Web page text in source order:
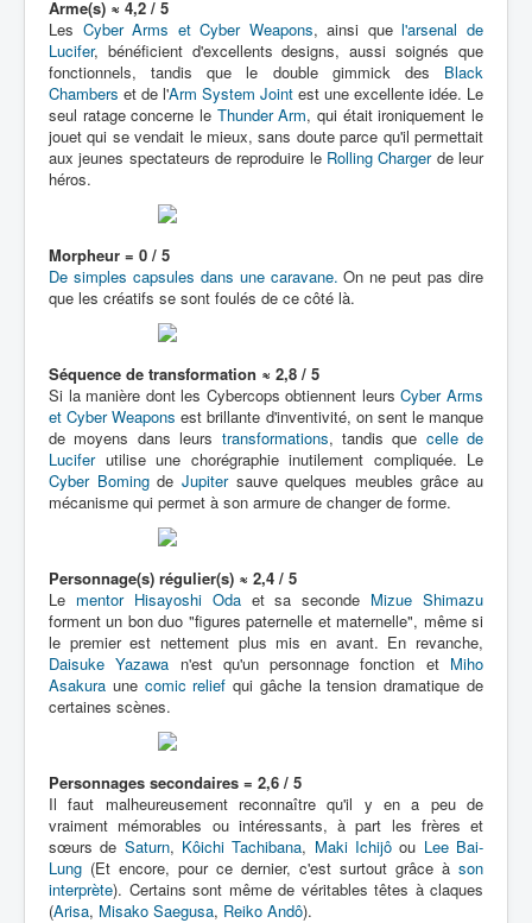
Arme(s) ≈ 4,2 / 5
Les Cyber Arms et Cyber Weapons, ainsi quel'arsenal de
Lucifer, bénéficient d'excellents designs, aussi soignés que
fonctionnels, tandis que le double gimmick des Black
Chambers et de l'Arm System Joint est une excellente idée. Le
seul ratage concerne le Thunder Arm, qui était ironiquement le
jouet qui se vendait le mieux, sans doute parce qu'il permettait
aux jeunes spectateurs de reproduire le Rolling Chargerde leur
héros.
Morpheur = 0 / 5
De simples capsules dans une caravane. On ne peut pas dire
que les créatifs se sont foulés de ce côté là.
Séquence de transformation ≈ 2,8 / 5
Si la manière dont les Cybercops obtiennent leursCyber Arms
et Cyber Weapons est brillante d'inventivité, on sent le manque
de moyens dans leurs transformations, tandis que celle de
Luciferutilise une chorégraphie inutilement compliquée. Le
Cyber Bomingde Jupitersauve quelques meubles grâce au
mécanisme qui permet à son armure de changer de forme.
Personnage(s) régulier(s) ≈ 2,4 / 5
Le mentor Hisayoshi Odaet sa seconde Mizue Shimazu
forment un bon duo "figures paternelle et maternelle", même si
le premier est nettement plus mis en avant. En revanche,
Daisuke Yazawa n'est qu'un personnage fonction et Miho
Asakura une comic relief qui gâche la tension dramatique de
certaines scènes.
Personnages secondaires = 2,6 / 5
Il faut malheureusement reconnaître qu'il y en a peu de
vraiment mémorables ou intéressants, à part les frères et
sœurs de Saturn, Kôichi Tachibana, Maki Ichijô ou Lee Bai-
Lung (Et encore, pour ce dernier, c'est surtout grâce à son
interprète). Certains sont même de véritables têtes à claques
(Arisa, Misako Saegusa, Reiko Andô).